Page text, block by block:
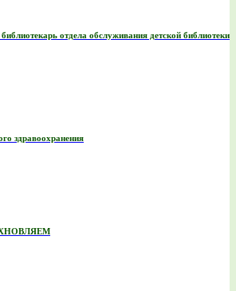
отдела обслуживания детской библиотеки
здравоохранения